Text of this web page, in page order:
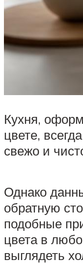
Кухня,
цвете,
свежо и
Однако
обратную
подобные
цвета в
выглядеть